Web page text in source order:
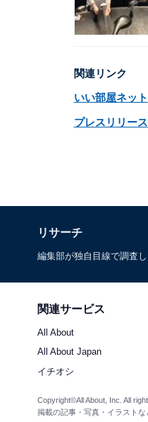
関連リンク
いい部屋ネット
プレスリリース
リサーチ
編集部が独自目線で調査
関連サービス
All About
All About Japan
イチオシ
Copyright©All About, Inc. All
掲載の記事・写真・イラスト